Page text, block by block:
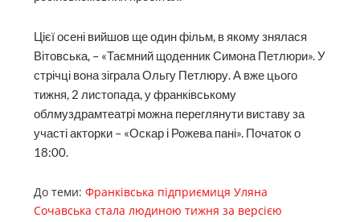
Цієї осені вийшов ще один фільм, в якому знялася
Вітовська, – «Таємний щоденник Симона Петлюри». У
стрічці вона зіграла Ольгу Петлюру. А вже цього
тижня, 2 листопада, у франківському
облмуздрамтеатрі можна переглянути виставу за
участі акторки – «Оскар і Рожева пані». Початок о
18:00.
До теми: Франківська підприємиця Уляна
Сочавська стала людиною тижня за версією